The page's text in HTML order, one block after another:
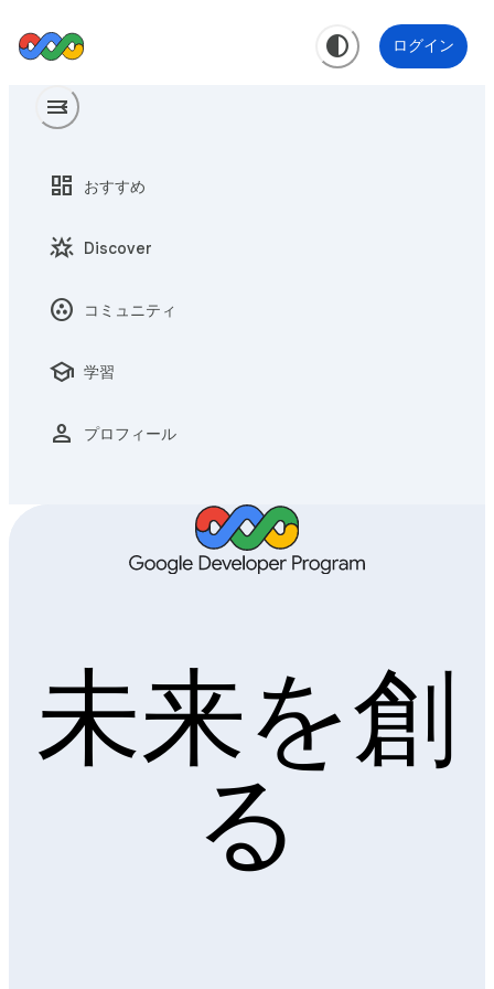
contrast ログイン
menu
menu_open
dashboard おすすめ
star_shine Discover
communities コミュニティ
school 学習
person プロフィール
未来を創
る